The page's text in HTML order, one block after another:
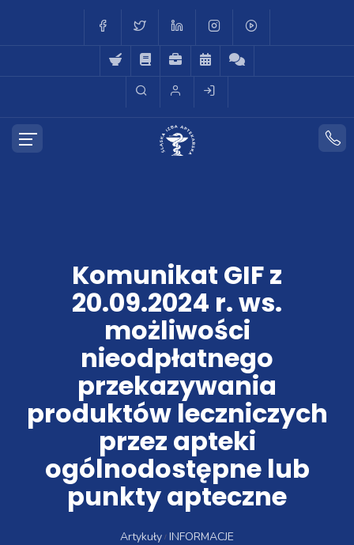
Komunikat GIF z
20.09.2024 r. ws.
możliwości
nieodpłatnego
przekazywania
produktów leczniczych
przez apteki
ogólnodostępne lub
punkty apteczne
Artykuły INFORMACJE